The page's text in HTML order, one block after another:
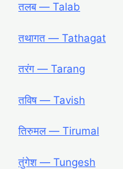
तलब ― Talab
तथागत ― Tathagat
तरंग ― Tarang
तविष ― Tavish
तिरुमल ― Tirumal
तुंगेश ― Tungesh